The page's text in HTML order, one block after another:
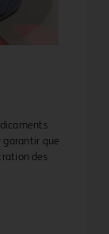
garantir que
des